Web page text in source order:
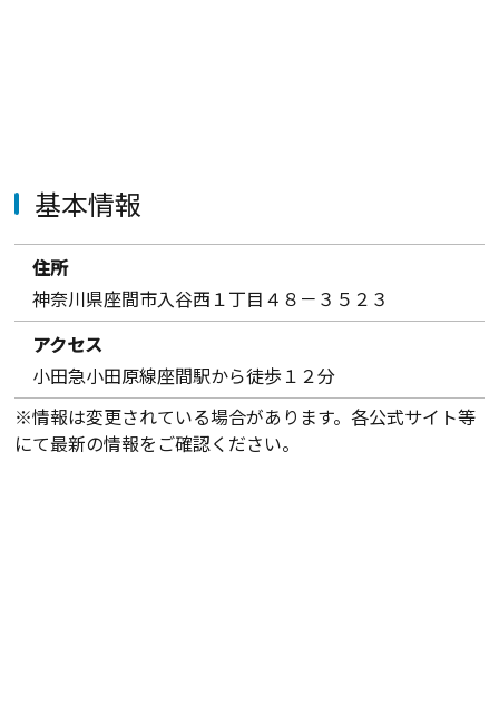
基本情報
住所
神奈川県座間市入谷西１丁目４８－３５２３
アクセス
小田急小田原線座間駅から徒歩１２分
※情報は変更されている場合があります。各公式サイト等
にて最新の情報をご確認ください。